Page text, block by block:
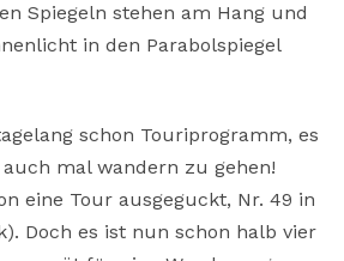
Spiegeln stehen am Hang und
in den Parabolspiegel
schon Touriprogramm, es
mal wandern zu gehen!
eine Tour ausgeguckt, Nr. 49 in
Doch es ist nun schon halb vier